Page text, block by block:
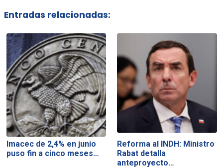
Entradas relacionadas:
Imacec de 2,4% en junio
puso fin a cinco meses…
Reforma al INDH: Ministro
Rabat detalla
anteproyecto…